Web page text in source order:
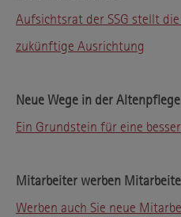
Aufsichtsrat der SSG stellt
zukünftige Ausrichtung
Neue Wege in der Altenpflege
Ein Grundstein für eine
Mitarbeiter werben
Werben auch Sie neue